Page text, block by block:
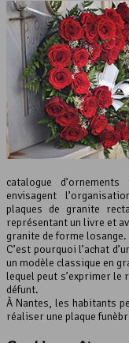
catalogue
envisagent
plaques de granite
représentant un livre et
granite de forme losange.
C’est pourquoi l’achat
un modèle classique en
lequel peut s’exprimer
défunt.
À Nantes, les habitants
réaliser une plaque